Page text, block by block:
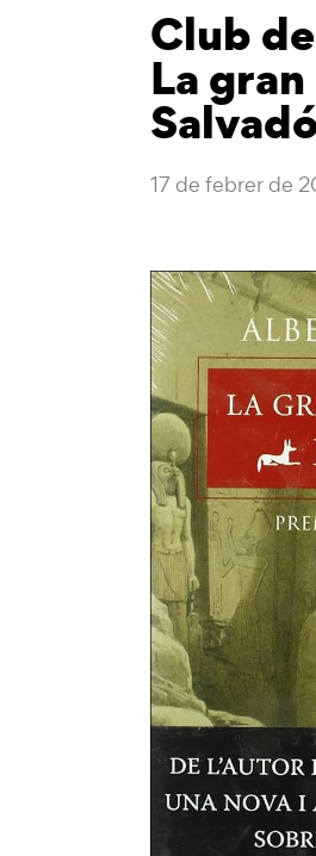
Club
La
17 de febrer de